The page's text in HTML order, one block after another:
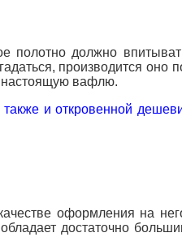
полотно должно
производится оно
настоящую вафлю.
и откровенной
оформления на
достаточно